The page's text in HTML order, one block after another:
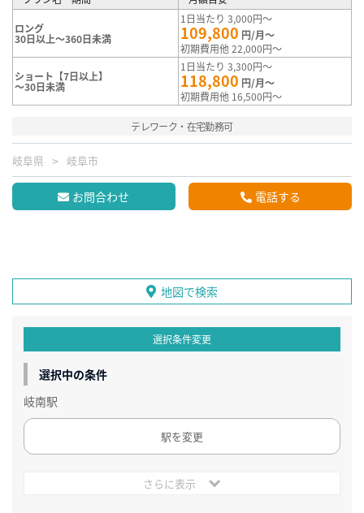
ロング
30日以上～360日未満
1日当たり 3,000円～
109,800 円/月～
初期費用他 22,000円～
ショート【7日以上】
～30日未満
1日当たり 3,300円～
118,800 円/月～
初期費用他 16,500円～
テレワーク・在宅勤務可
岐阜県 岐阜市
お問合わせ 電話する
地図で検索
選択条件変更
選択中の条件
岐南駅
駅を変更
さらに表示